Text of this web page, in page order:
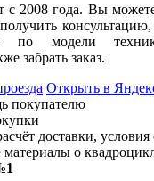
с 2008 года. Вы
консультацию,
по модели
забрать заказ.
Открыть в
покупателю
доставки,
о